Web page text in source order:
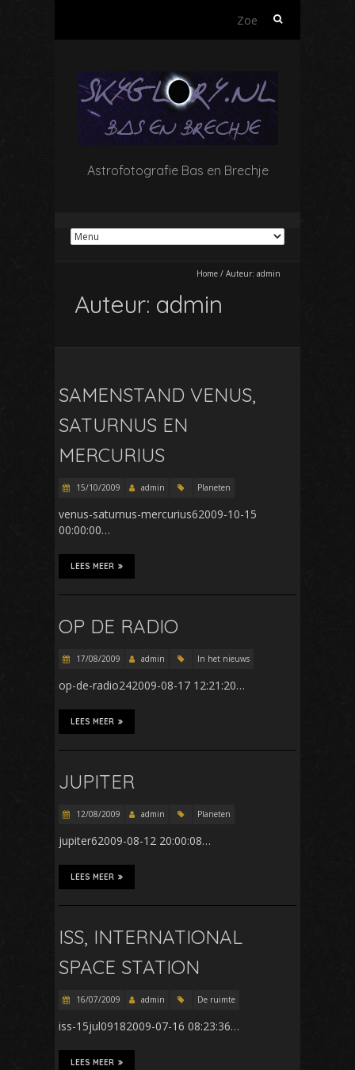
Zoeken
Astrofotografie Bas en Brechje
Home / Auteur: admin
Auteur: admin
SAMENSTAND VENUS,
SATURNUS EN
MERCURIUS
15/10/2009 admin Planeten
venus-saturnus-mercurius62009-10-15
00:00:00…
LEES MEER
OP DE RADIO
17/08/2009 admin In het nieuws
op-de-radio242009-08-17 12:21:20…
LEES MEER
JUPITER
12/08/2009 admin Planeten
jupiter62009-08-12 20:00:08…
LEES MEER
ISS, INTERNATIONAL
SPACE STATION
16/07/2009 admin De ruimte
iss-15jul09182009-07-16 08:23:36…
LEES MEER